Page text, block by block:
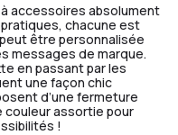
accessoires absolument
chacune est
être personnalisée
messages de marque.
en passant par les
une façon chic
d’une fermeture
couleur assortie pour
!